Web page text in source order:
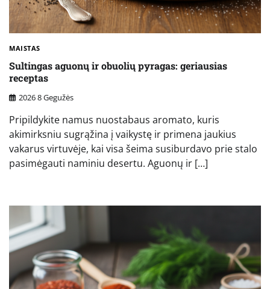
MAISTAS
Sultingas aguonų ir obuolių pyragas: geriausias
receptas
2026 8 Gegužės
Pripildykite namus nuostabaus aromato, kuris
akimirksniu sugrąžina į vaikystę ir primena jaukius
vakarus virtuvėje, kai visa šeima susiburdavo prie stalo
pasimėgauti naminiu desertu. Aguonų ir […]